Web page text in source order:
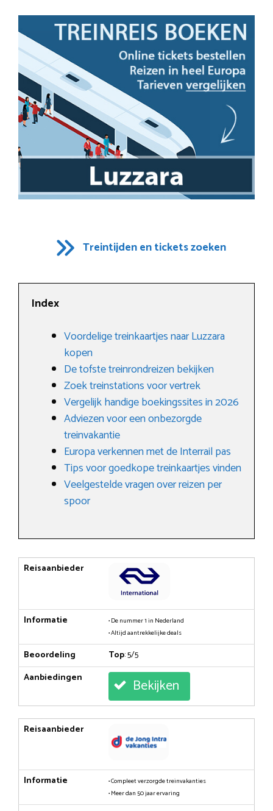
Treintijden en tickets zoeken
Index
Voordelige treinkaartjes naar Luzzara
kopen
De tofste treinrondreizen bekijken
Zoek treinstations voor vertrek
Vergelijk handige boekingssites in 2026
Adviezen voor een onbezorgde
treinvakantie
Europa verkennen met de Interrail pas
Tips voor goedkope treinkaartjes vinden
Veelgestelde vragen over reizen per
spoor
Reisaanbieder
Informatie
• De nummer 1 in Nederland
• Altijd aantrekkelijke deals
Beoordeling Top: 5/5
Aanbiedingen
Bekijken
Reisaanbieder
Informatie
• Compleet verzorgde treinvakanties
• Meer dan 50 jaar ervaring